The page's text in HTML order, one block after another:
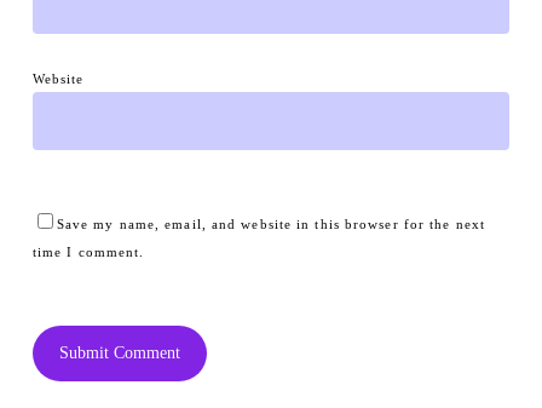
Website
Save my name, email, and website in this browser for the next
time I comment.